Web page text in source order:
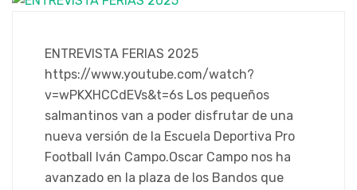
ENTREVISTA FERIAS 2025
https://www.youtube.com/watch?
v=wPKXHCCdEVs&t=6s Los pequeños
salmantinos van a poder disfrutar de una
nueva versión de la Escuela Deportiva Pro
Football Iván Campo.Oscar Campo nos ha
avanzado en la plaza de los Bandos que